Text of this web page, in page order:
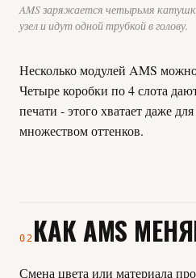
AMS заряжается четырьмя
узел и идут одной трубкой в голову.
Несколько модулей AMS
Четыре коробки по 4 слота
печати - этого хватает даже
множеством оттенков.
02 КАК AMS
Смена цвета или материала